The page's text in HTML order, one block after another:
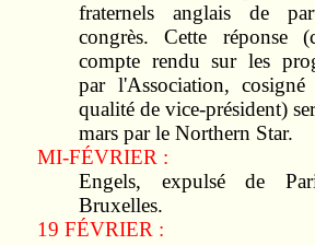
fraternels anglais de
congrès. Cette réponse
compte rendu sur les
par l'Association,
qualité de vice-président)
mars par le Northern Star.
MI-FÉVRIER :
Engels, expulsé de
Bruxelles.
19 FÉVRIER :